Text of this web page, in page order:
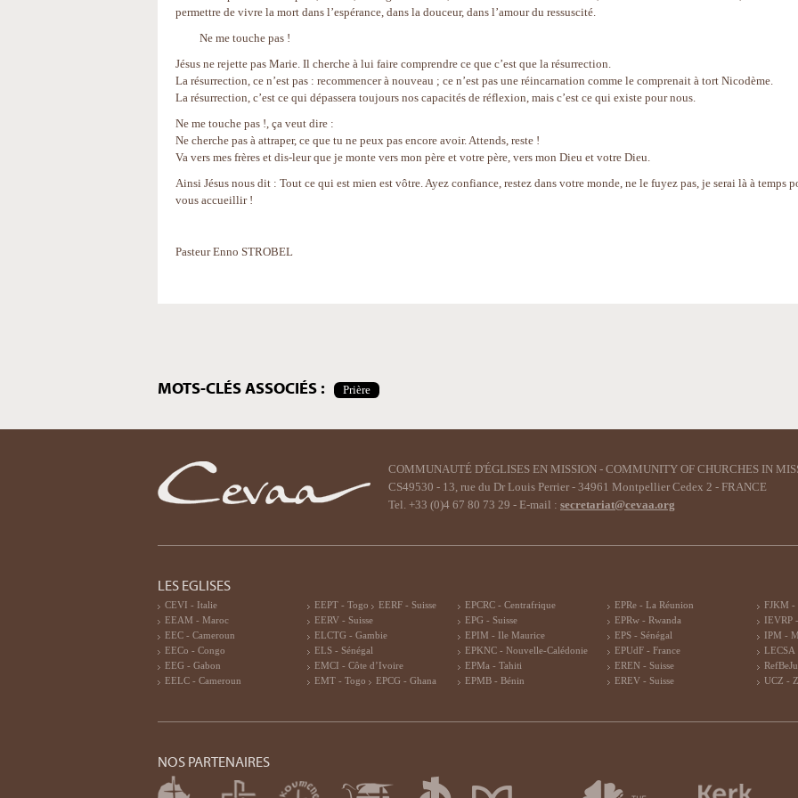
permettre de vivre la mort dans l’espérance, dans la douceur, dans l’amour du ressuscité.
Ne me touche pas !
Jésus ne rejette pas Marie. Il cherche à lui faire comprendre ce que c’est que la résurrection.
La résurrection, ce n’est pas : recommencer à nouveau ; ce n’est pas une réincarnation comme le comprenait à tort Nicodème.
La résurrection, c’est ce qui dépassera toujours nos capacités de réflexion, mais c’est ce qui existe pour nous.
Ne me touche pas !, ça veut dire :
Ne cherche pas à attraper, ce que tu ne peux pas encore avoir. Attends, reste !
Va vers mes frères et dis-leur que je monte vers mon père et votre père, vers mon Dieu et votre Dieu.
Ainsi Jésus nous dit : Tout ce qui est mien est vôtre. Ayez confiance, restez dans votre monde, ne le fuyez pas, je serai là à temps
vous accueillir !
Pasteur Enno STROBEL
MOTS-CLÉS ASSOCIÉS : Prière
COMMUNAUTÉ D'ÉGLISES EN MISSION - COMMUNITY OF CHURCHES IN
CS49530 - 13, rue du Dr Louis Perrier - 34961 Montpellier Cedex 2 - FRANCE
Tel. +33 (0)4 67 80 73 29 - E-mail : secretariat@cevaa.org
LES EGLISES
CEVI - Italie
EEAM - Maroc
EEC - Cameroun
EECo - Congo
EEG - Gabon
EELC - Cameroun
EEPT - Togo
EERF - Suisse
EERV - Suisse
ELCTG - Gambie
ELS - Sénégal
EMCI - Côte d’Ivoire
EMT - Togo
EPCG - Ghana
EPCRC - Centrafrique
EPG - Suisse
EPIM - Ile Maurice
EPKNC - Nouvelle-Calédonie
EPMa - Tahiti
EPMB - Bénin
EPRe - La Réunion
EPRw - Rwanda
EPS - Sénégal
EPUdF - France
EREN - Suisse
EREV - Suisse
FJKM -
IEVRP
IPM -
LECSA
UCZ -
NOS PARTENAIRES